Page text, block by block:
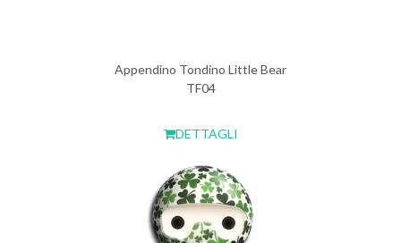
Appendino Tondino Little Bear
TF04
DETTAGLI